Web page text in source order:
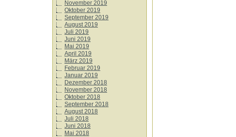
November 2019
Oktober 2019
September 2019
August 2019
Juli 2019
Juni 2019
Mai 2019
April 2019
März 2019
Februar 2019
Januar 2019
Dezember 2018
November 2018
Oktober 2018
September 2018
August 2018
Juli 2018
Juni 2018
Mai 2018